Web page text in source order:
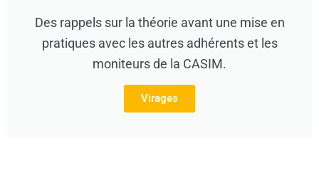
Des rappels sur la théorie avant une mise en
pratiques avec les autres adhérents et les
moniteurs de la CASIM.
Virages